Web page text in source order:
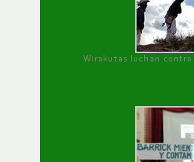
Wirakutas luchan